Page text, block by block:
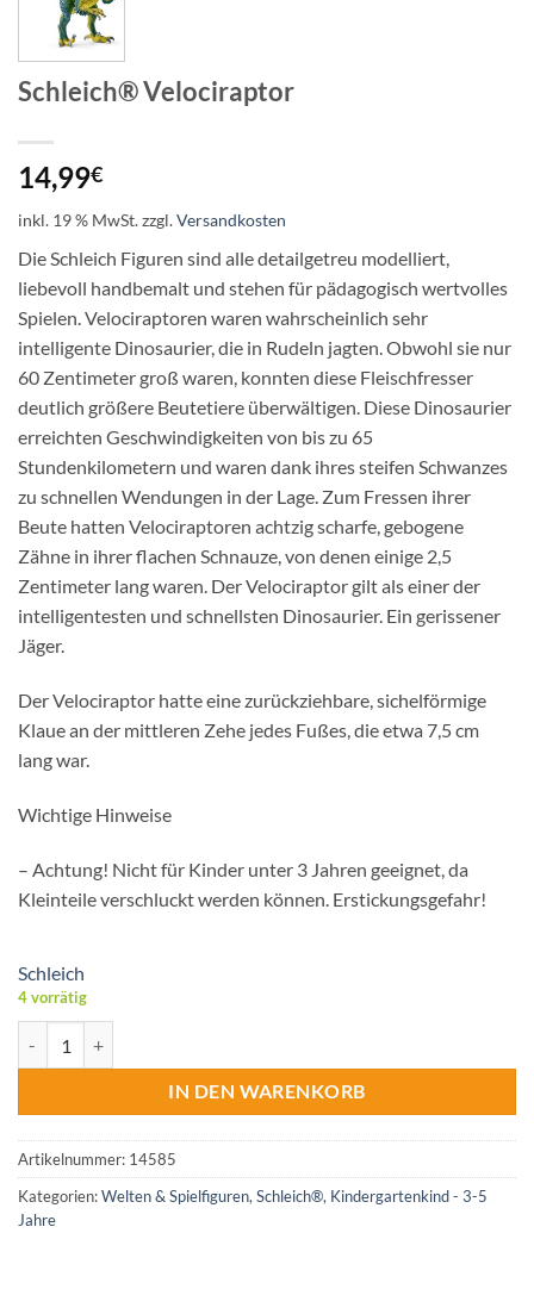
Schleich® Velociraptor
14,99€
inkl. 19 % MwSt.zzgl.Versandkosten
Die Schleich Figuren sind alle detailgetreu modelliert,
liebevoll handbemalt und stehen für pädagogisch wertvolles
Spielen. Velociraptoren waren wahrscheinlich sehr
intelligente Dinosaurier, die in Rudeln jagten. Obwohl sie nur
60 Zentimeter groß waren, konnten diese Fleischfresser
deutlich größere Beutetiere überwältigen. Diese Dinosaurier
erreichten Geschwindigkeiten von bis zu 65
Stundenkilometern und waren dank ihres steifen Schwanzes
zu schnellen Wendungen in der Lage. Zum Fressen ihrer
Beute hatten Velociraptoren achtzig scharfe, gebogene
Zähne in ihrer flachen Schnauze, von denen einige 2,5
Zentimeter lang waren. Der Velociraptor gilt als einer der
intelligentesten und schnellsten Dinosaurier. Ein gerissener
Jäger.
Der Velociraptor hatte eine zurückziehbare, sichelförmige
Klaue an der mittleren Zehe jedes Fußes, die etwa 7,5 cm
lang war.
Wichtige Hinweise
– Achtung! Nicht für Kinder unter 3 Jahren geeignet, da
Kleinteile verschluckt werden können. Erstickungsgefahr!
Schleich
4 vorrätig
IN DEN WARENKORB
Artikelnummer: 14585
Kategorien:Welten & Spielfiguren,Schleich®, Kindergartenkind - 3-5
Jahre